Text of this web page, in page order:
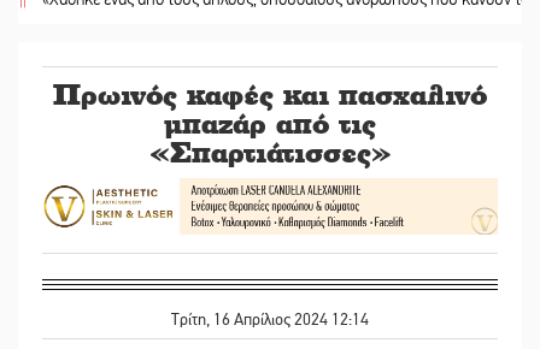
Πρωινός καφές και πασχαλινό
μπαζάρ από τις
«Σπαρτιάτισσες»
Τρίτη, 16 Απρίλιος 2024 12:14